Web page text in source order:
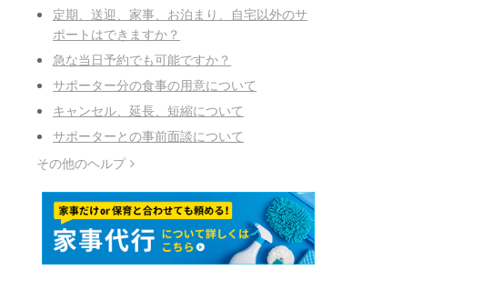
定期、送迎、家事、お泊まり、自宅以外のサ
ポートはできますか？
急な当日予約でも可能ですか？
サポーター分の食事の用意について
キャンセル、延長、短縮について
サポーターとの事前面談について
その他のヘルプ